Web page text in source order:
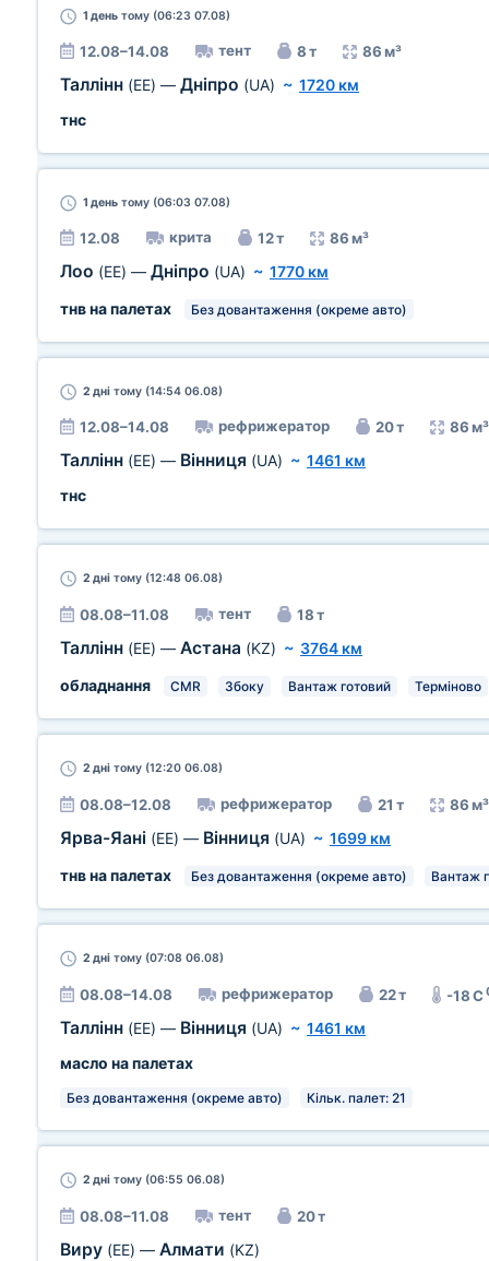
1 день тому (06:23 07.08)
12.08–14.08 тент 8 т 86 м³
Таллінн (EE) — Дніпро (UA) ~ 1720 км
тнс
1 день тому (06:03 07.08)
12.08 крита 12 т 86 м³
Лоо (EE) — Дніпро (UA) ~ 1770 км
тнв на палетах
Без довантаження (окреме авто)
2 дні тому (14:54 06.08)
12.08–14.08 рефрижератор 20 т 86 м³
Таллінн (EE) — Вінниця (UA) ~ 1461 км
тнс
2 дні тому (12:48 06.08)
08.08–11.08 тент 18 т
Таллінн (EE) — Астана (KZ) ~ 3764 км
обладнання
CMR Збоку Вантаж готовий Терміново
2 дні тому (12:20 06.08)
08.08–12.08 рефрижератор 21 т 86 м³
Ярва-Яані (EE) — Вінниця (UA) ~ 1699 км
тнв на палетах
Без довантаження (окреме авто) Вантаж
2 дні тому (07:08 06.08)
08.08–14.08 рефрижератор 22 т -18 C
Таллінн (EE) — Вінниця (UA) ~ 1461 км
масло на палетах
Без довантаження (окреме авто) Кільк. палет: 21
2 дні тому (06:55 06.08)
08.08–11.08 тент 20 т
Виру (EE) — Алмати (KZ)